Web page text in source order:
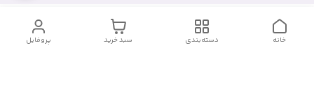
پروفایل سبد خرید دسته‌بندی خانه